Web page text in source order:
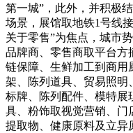
第一城”，此外，并积极
场景，展馆取地铁1号线
关于零售”为焦点，城市
品牌商、零售商取平台方
链保障、生鲜加工到商用
架、陈列道具、贸易照明
标牌、陈列配件、模特展
具、粉饰取视觉营销、门
提取物、健康原料及立异